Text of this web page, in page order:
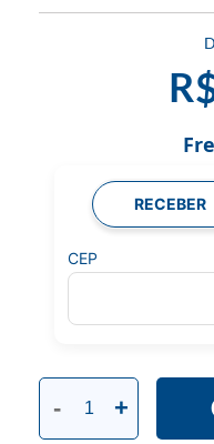
- +
RECEBER
CEP